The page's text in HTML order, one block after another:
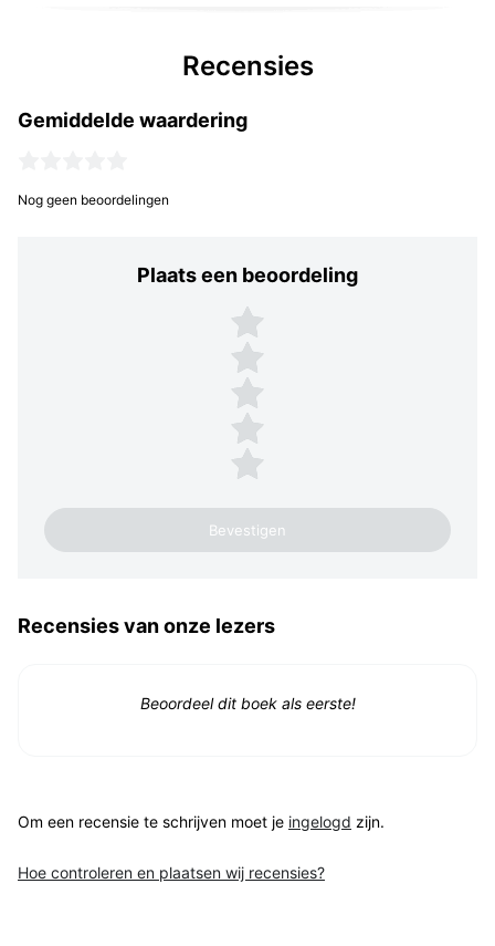
Recensies
Gemiddelde waardering
Nog geen beoordelingen
Plaats een beoordeling
Plaats een beoordeling
5 sterren
4 sterren
3 sterren
2 sterren
1 ster
Recensies van onze lezers
Beoordeel dit boek als eerste!
Om een recensie te schrijven moet je ingelogd zijn.
Hoe controleren en plaatsen wij recensies?